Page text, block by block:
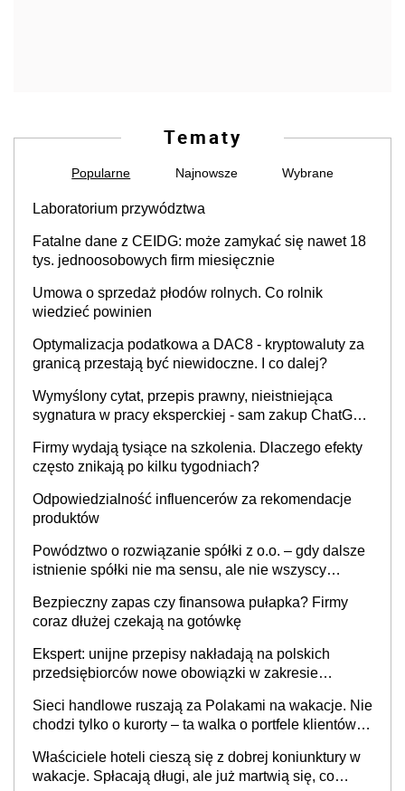
Tematy
Popularne Najnowsze Wybrane
Laboratorium przywództwa
Fatalne dane z CEIDG: może zamykać się nawet 18
tys. jednoosobowych firm miesięcznie
Umowa o sprzedaż płodów rolnych. Co rolnik
wiedzieć powinien
Optymalizacja podatkowa a DAC8 - kryptowaluty za
granicą przestają być niewidoczne. I co dalej?
Wymyślony cytat, przepis prawny, nieistniejąca
sygnatura w pracy eksperckiej - sam zakup ChatGPT
Firmy wydają tysiące na szkolenia. Dlaczego efekty
często znikają po kilku tygodniach?
Odpowiedzialność influencerów za rekomendacje
produktów
Powództwo o rozwiązanie spółki z o.o. – gdy dalsze
istnienie spółki nie ma sensu, ale nie wszyscy
Bezpieczny zapas czy finansowa pułapka? Firmy
coraz dłużej czekają na gotówkę
Ekspert: unijne przepisy nakładają na polskich
przedsiębiorców nowe obowiązki w zakresie
Sieci handlowe ruszają za Polakami na wakacje. Nie
chodzi tylko o kurorty – ta walka o portfele klientów
cichu
Właściciele hoteli cieszą się z dobrej koniunktury w
wakacje. Spłacają długi, ale już martwią się, co